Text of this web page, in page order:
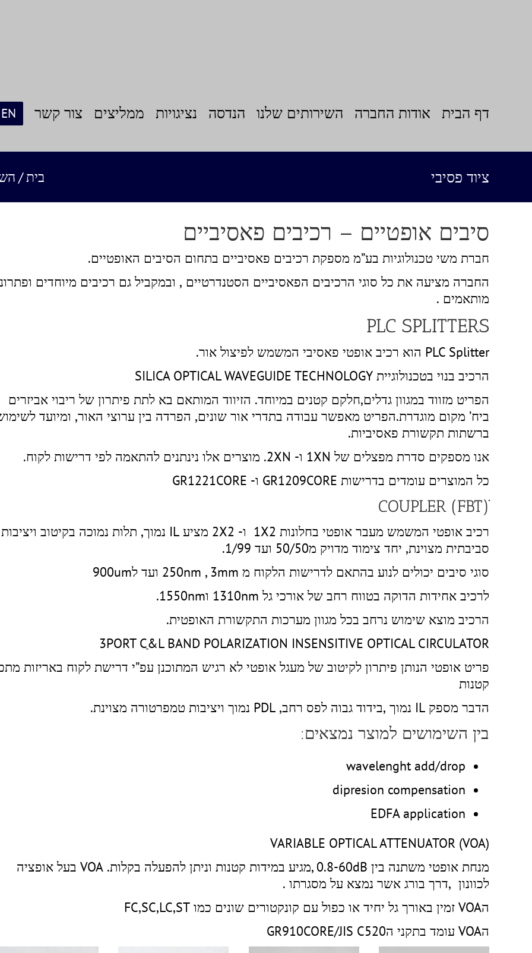
דף הבית אודות החברה השירותים שלנו הנדסה נציגויות ממליצים צור קשר EN
ציוד פסיבי בית/
סיבים אופטיים – רכיבים פאסיביים
חברת משי טכנולוגיות בע”מ מספקת רכיבים פאסיביים בתחום הסיבים האופטיים.
החברה מציעה את כל סוגי הרכיבים הפאסיביים הסטנדרטיים , ובמקביל גם רכיבים מיוחדים
מותאמים .
PLC SPLITTERS
PLC Splitter הוא רכיב אופטי פאסיבי המשמש לפיצול אור.
הרכיב בנוי בטכנולוגיית SILICA OPTICAL WAVEGUIDE TECHNOLOGY
הפריט מזווד במגוון גדלים,חלקם קטנים במיוחד. הזיווד המותאם בא לתת פיתרון של ריבוי אביזרים
ביח’ מקום מוגדרת.הפריט מאפשר עבודה בתדרי אור שונים, הפרדה בין ערוצי האור, ומיועד
ברשתות תקשורת פאסיביות.
אנו מספקים סדרת מפצלים של 1XN ו- 2XN. מוצרים אלו נינתנים להתאמה לפי דרישות לקוח.
כל המוצרים עומדים בדרישות GR1209CORE ו- GR1221CORE
ׁׁׂ(COUPLER (FBT
רכיב אופטי המשמש מעבר אופטי בחלונות 1X2 ו- 2X2 מציע IL נמוך, תלות נמוכה בקיטוב ויציבות
סביבתית מצוינת, יחד צימוד מדויק מ50/50 ועד 1/99.
סוגי סיבים יכולים לנוע בהתאם לדרישות הלקוח מ 250nm , 3mm ועד ל900um
לרכיב אחידות הדוקה בטווח רחב של אורכי גל 1310nm ו1550nm.
הרכיב מוצא שימוש נרחב בכל מגוון מערכות התקשורת האופטית.
3PORT Cַַ&L BAND POLARIZATION INSENSITIVE OPTICAL CIRCULATOR
פריט אופטי הנותן פיתרון לקיטוב של מעגל אופטי לא רגיש המתוכנן עפ”י דרישת לקוח באריזות
קטנות
הדבר מספק IL נמוך ,בידוד גבוה לפס רחב, PDL נמוך ויציבות טמפרטורה מצוינת.
בין השימושים למוצר נמצאים:
wavelenght add/drop
dipresion compensation
EDFA application
(VARIABLE OPTICAL ATTENUATOR (VOA
מנחת אופטי משתנה בין 0.8-60dB ,מגיע במידות קטנות וניתן להפעלה בקלות. VOA בעל אופציה
לכוונון ,דרך בורג אשר נמצא על מסגרתו .
הVOA זמין באורך גל יחיד או כפול עם קונקטורים שונים כמו FC,SC,LC,ST
הVOA עומד בתקני הGR910CORE/JIS C520